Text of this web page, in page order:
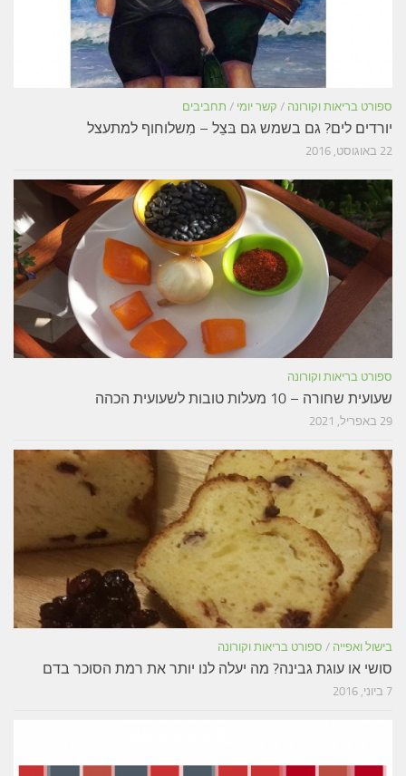
ספורט בריאות וקורונה / קשר יומי / תחביבים
יורדים לים? גם בשמש גם בּצֵל – מִשלוחוף למתעצל
22 באוגוסט, 2016
ספורט בריאות וקורונה
שעועית שחורה – 10 מעלות טובות לשעועית הכהה
29 באפריל, 2021
בישול ואפייה / ספורט בריאות וקורונה
סושי או עוגת גבינה? מה יעלה לנו יותר את רמת הסוכר בדם
7 ביוני, 2016